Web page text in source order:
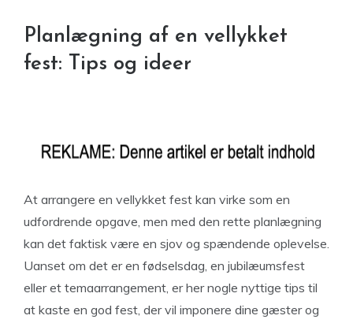
Planlægning af en vellykket
fest: Tips og ideer
At arrangere en vellykket fest kan virke som en
udfordrende opgave, men med den rette planlægning
kan det faktisk være en sjov og spændende oplevelse.
Uanset om det er en fødselsdag, en jubilæumsfest
eller et temaarrangement, er her nogle nyttige tips til
at kaste en god fest, der vil imponere dine gæster og